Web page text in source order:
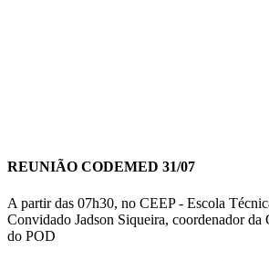
REUNIÃO CODEMED 31/07
A partir das 07h30, no CEEP - Escola
Convidado Jadson Siqueira, coordenador da
do POD